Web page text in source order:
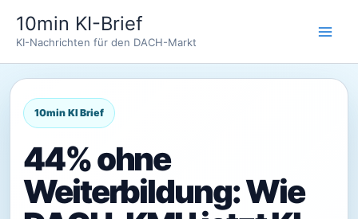
Inhalt
springen
10min KI-Brief
KI-Nachrichten für den DACH-Markt
44% ohne
Weiterbildung: Wie